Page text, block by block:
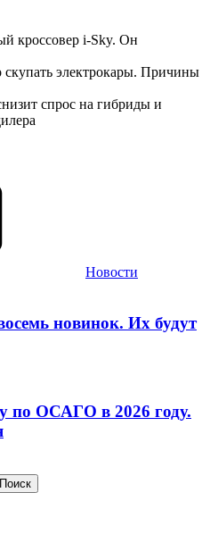
кроссовер i-Sky. Он
скупать электрокары. Причины
спрос на гибриды и
Новости
новинок. Их будут
по ОСАГО в 2026 году.
Поиск